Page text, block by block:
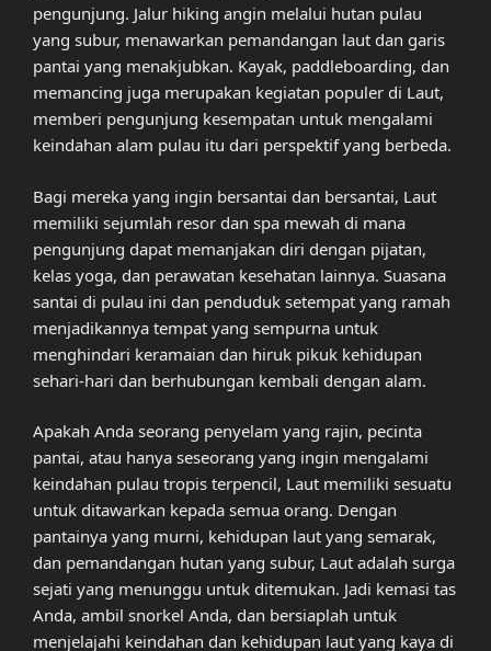
pengunjung. Jalur hiking angin melalui hutan pulau
yang subur, menawarkan pemandangan laut dan garis
pantai yang menakjubkan. Kayak, paddleboarding, dan
memancing juga merupakan kegiatan populer di Laut,
memberi pengunjung kesempatan untuk mengalami
keindahan alam pulau itu dari perspektif yang berbeda.
Bagi mereka yang ingin bersantai dan bersantai, Laut
memiliki sejumlah resor dan spa mewah di mana
pengunjung dapat memanjakan diri dengan pijatan,
kelas yoga, dan perawatan kesehatan lainnya. Suasana
santai di pulau ini dan penduduk setempat yang ramah
menjadikannya tempat yang sempurna untuk
menghindari keramaian dan hiruk pikuk kehidupan
sehari-hari dan berhubungan kembali dengan alam.
Apakah Anda seorang penyelam yang rajin, pecinta
pantai, atau hanya seseorang yang ingin mengalami
keindahan pulau tropis terpencil, Laut memiliki sesuatu
untuk ditawarkan kepada semua orang. Dengan
pantainya yang murni, kehidupan laut yang semarak,
dan pemandangan hutan yang subur, Laut adalah surga
sejati yang menunggu untuk ditemukan. Jadi kemasi tas
Anda, ambil snorkel Anda, dan bersiaplah untuk
menjelajahi keindahan dan kehidupan laut yang kaya di